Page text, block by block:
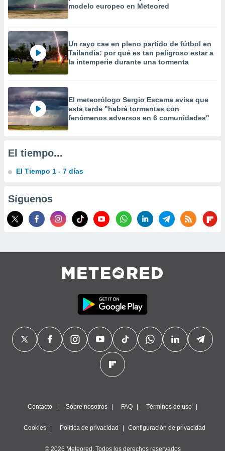
uso de
la
contenido
medir el
el
del
de
o a través
de
de
1199
modelo europeo en Meteored
Un rayo cae en pleno partido de fútbol en
Tailandia: por qué es tan peligroso estar a
la intemperie durante una tormenta
El meteorólogo Sergio Escama avisa que
esta tarde "habrá tormentas con
fenómenos adversos en 6 comunidades"
El tiempo...
El Tiempo 1 - 7 días
Síguenos
Contacto Sobre nosotros FAQ Términos de uso
Cookies Política de privacidad Configuración de privacidad
© 2026 Meteored. Todos los derechos reservados